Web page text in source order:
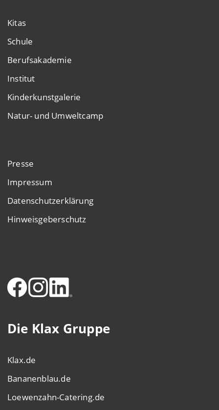
Kitas
Schule
Berufsakademie
Institut
Kinderkunstgalerie
Natur- und Umweltcamp
Presse
Impressum
Datenschutzerklärung
Hinweisgeberschutz
Die Klax Gruppe
Klax.de
Bananenblau.de
Loewenzahn-Catering.de